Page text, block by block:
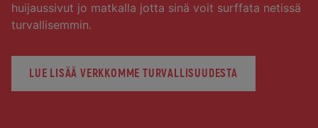
huijaussivut jo matkalla jotta sinä voit surffata netissä
turvallisemmin.
LUE LISÄÄ VERKKOMME TURVALLISUUDESTA